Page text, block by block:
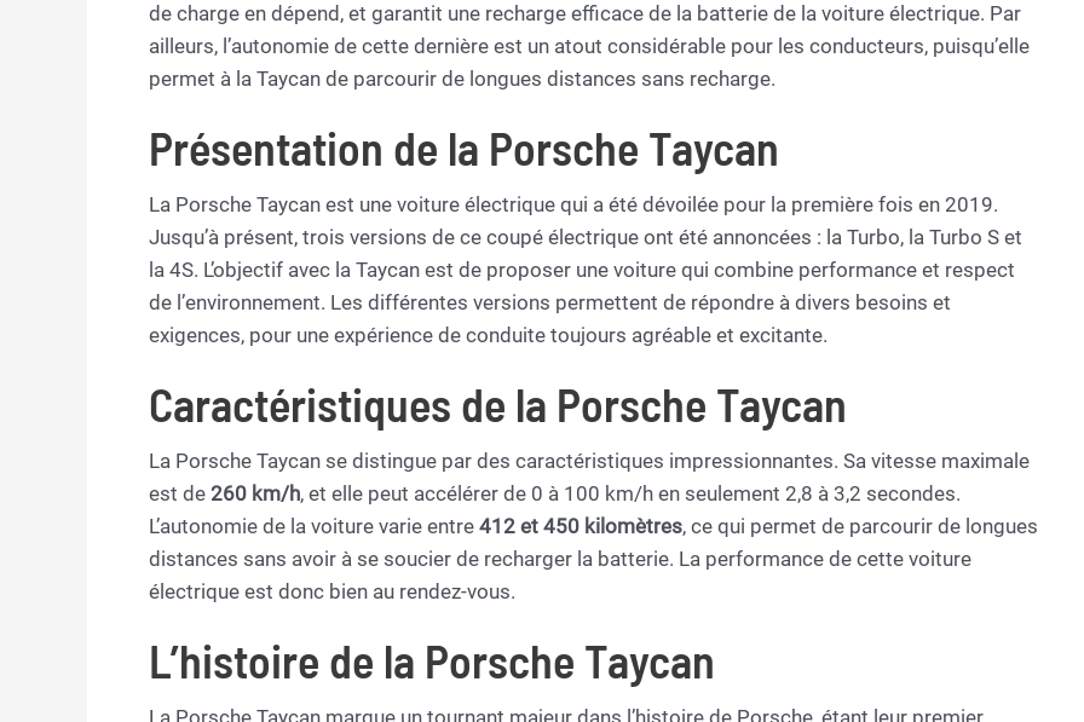
de charge en dépend, et garantit une recharge efficace de la batterie de la voiture électrique. Par
ailleurs, l’autonomie de cette dernière est un atout considérable pour les conducteurs, puisqu’elle
permet à la Taycan de parcourir de longues distances sans recharge.
Présentation de la Porsche Taycan
La Porsche Taycan est une voiture électrique qui a été dévoilée pour la première fois en 2019.
Jusqu’à présent, trois versions de ce coupé électrique ont été annoncées : la Turbo, la Turbo S et
la 4S. L’objectif avec la Taycan est de proposer une voiture qui combine performance et respect
de l’environnement. Les différentes versions permettent de répondre à divers besoins et
exigences, pour une expérience de conduite toujours agréable et excitante.
Caractéristiques de la Porsche Taycan
La Porsche Taycan se distingue par des caractéristiques impressionnantes. Sa vitesse maximale
est de 260 km/h, et elle peut accélérer de 0 à 100 km/h en seulement 2,8 à 3,2 secondes.
L’autonomie de la voiture varie entre 412 et 450 kilomètres, ce qui permet de parcourir de longues
distances sans avoir à se soucier de recharger la batterie. La performance de cette voiture
électrique est donc bien au rendez-vous.
L’histoire de la Porsche Taycan
La Porsche Taycan marque un tournant majeur dans l’histoire de Porsche, étant leur premier